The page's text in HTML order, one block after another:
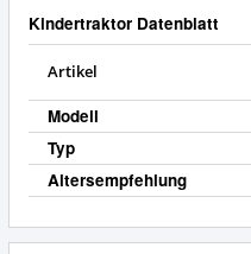
Kindertraktor Datenblatt
Artikel
Modell
Typ
Altersempfehlung